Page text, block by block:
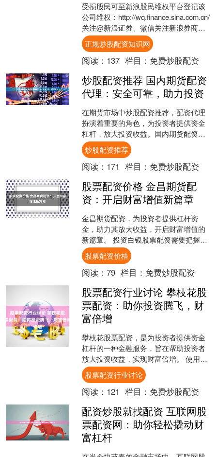
受损股民可至新浪股民维权平台登记该
公司维权：http://wq.finance.sina.com.cn/
关注@新浪证券、微信关注新浪券商基
金、百度搜索新浪股民....
正规炒股配资知识网
阅读： 137 栏目： 免费炒股配资
炒股配资推荐 国内期货配资
代理：安全可靠，助力投资
在期货市场中炒股配资推荐，配资代理
扮演着重要的角色，为投资者提供资金
杠杆，放大投资收益。国内期货配资代
理众多，选择一家安全可靠的代理至关
重要。 确实存在一些私募....
炒股配资推荐
阅读： 171 栏目： 免费炒股配资
股票配资价格 金昌期货配
资：开启财富增值新篇章
金昌期货配资，为投资者提供杠杆资
金，助力其放大收益，开启财富增值的
新篇章。 投资白银股票配资需要把握时
机。当白银价格处于低位时，是进行配
资的最佳时机。此时，杠杆....
股票配资价格
阅读： 79 栏目： 免费炒股配资
股票配资行业讨论 攀枝花股
票配资：助你投资腾飞，财
富倍增
攀枝花股票配资，是为投资者提供资金
杠杆的一种金融服务，旨在帮助投资者
放大投资收益，实现财富倍增。 使用正
规股票配资平台，投资者可以享受以下
优势： **配资优势：....
股票配资行业讨论
阅读： 121 栏目： 免费炒股配资
配资炒股就找配资 互联网股
票配资网：助你轻松撬动财
富杠杆